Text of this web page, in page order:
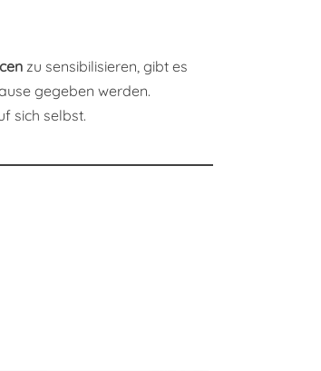
zu sensibilisieren, gibt es
gegeben werden.
sich selbst.